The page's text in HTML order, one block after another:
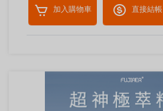
加入購物車 直接結帳